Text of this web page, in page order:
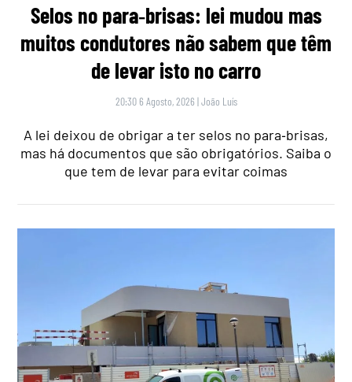
Selos no para‑brisas: lei mudou mas
muitos condutores não sabem que têm
de levar isto no carro
20:30 6 Agosto, 2026 |João Luís
A lei deixou de obrigar a ter selos no para‑brisas,
mas há documentos que são obrigatórios. Saiba o
que tem de levar para evitar coimas